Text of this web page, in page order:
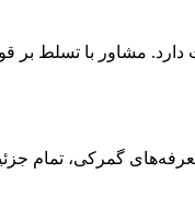
مشاور با تسلط بر
تعرفه‌های گمرکی، تمام